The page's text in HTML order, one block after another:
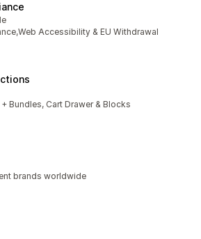
Accessibility & EU Withdrawal
Bundles, Cart Drawer & Blocks
brands worldwide